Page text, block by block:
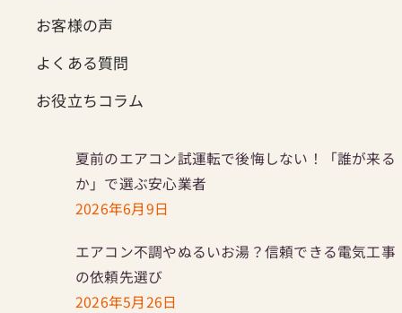
お客様の声
よくある質問
お役立ちコラム
夏前のエアコン試運転で後悔しない！「誰が来る
か」で選ぶ安心業者
2026年6月9日
エアコン不調やぬるいお湯？信頼できる電気工事
の依頼先選び
2026年5月26日